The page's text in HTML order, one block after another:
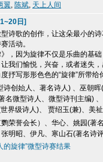
翼, 陈斌, 天上人间
日]
诗歌的创作，让这朵最小的
活动。
，因为旋律不仅是乐曲的基
我们愉悦，兴奋，或者迷失
抒写形形色色的“旋律”所带给
诗创始人、著名诗人) 、巫朝
名微型诗人、微型诗刊主编)
界级诗人)、 贾绍玉(兼)、美
荣誉会长）、华心、姚园(著
明昭、伊凡、寒山石(著名诗
的旋律”微型诗赛结果